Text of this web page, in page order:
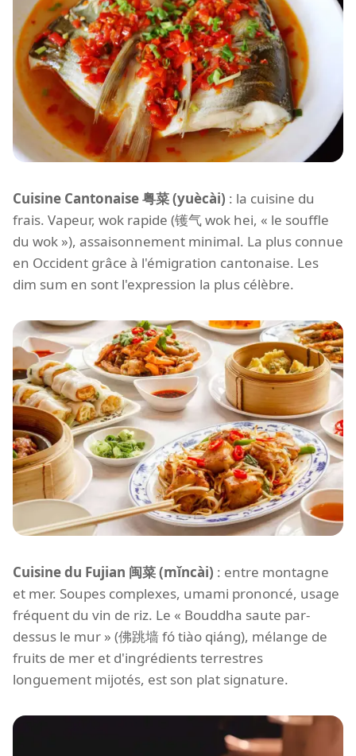
Cuisine Cantonaise 粤菜 (yuècài) : la cuisine du
frais. Vapeur, wok rapide (镬气 wok hei, « le souffle
du wok »), assaisonnement minimal. La plus connue
en Occident grâce à l'émigration cantonaise. Les
dim sum en sont l'expression la plus célèbre.
Cuisine du Fujian 闽菜 (mǐncài) : entre montagne
et mer. Soupes complexes, umami prononcé, usage
fréquent du vin de riz. Le « Bouddha saute par-
dessus le mur » (佛跳墙 fó tiào qiáng), mélange de
fruits de mer et d'ingrédients terrestres
longuement mijotés, est son plat signature.